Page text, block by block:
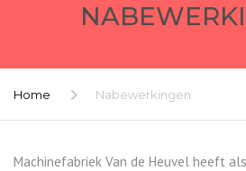
Home Nabewerkingen
Machinefabriek Van de Heuvel heeft